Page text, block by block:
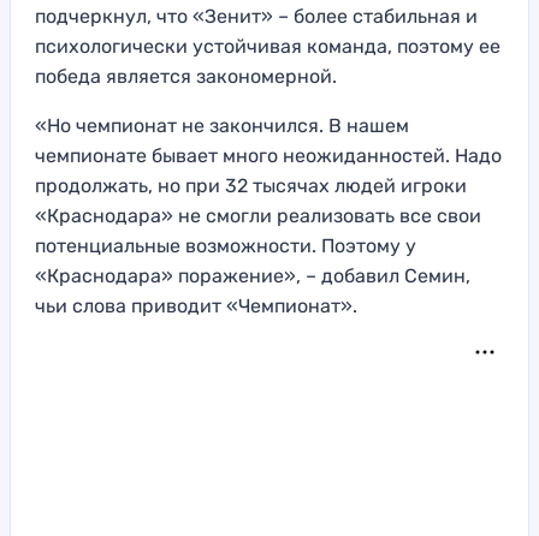
подчеркнул, что «Зенит» – более стабильная и
психологически устойчивая команда, поэтому ее
победа является закономерной.
«Но чемпионат не закончился. В нашем
чемпионате бывает много неожиданностей. Надо
продолжать, но при 32 тысячах людей игроки
«Краснодара» не смогли реализовать все свои
потенциальные возможности. Поэтому у
«Краснодара» поражение», – добавил Семин,
чьи слова приводит «Чемпионат».